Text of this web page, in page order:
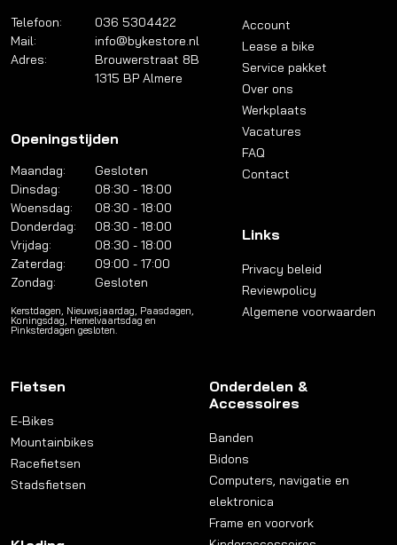
Telefoon:
036 5304422
Mail:
info@bykestore.nl
Adres:
Brouwerstraat 8B
1315 BP Almere
Openingstijden
Maandag:
Gesloten
Dinsdag:
08:30 - 18:00
Woensdag:
08:30 - 18:00
Donderdag:
08:30 - 18:00
Vrijdag:
08:30 - 18:00
Zaterdag:
09:00 - 17:00
Zondag:
Gesloten
Kerstdagen, Nieuwsjaardag, Paasdagen,
Koningsdag, Hemelvaartsdag en
Pinksterdagen gesloten.
Account
Lease a bike
Service pakket
Over ons
Werkplaats
Vacatures
FAQ
Contact
Links
Privacy beleid
Reviewpolicy
Algemene voorwaarden
Fietsen
E-Bikes
Mountainbikes
Racefietsen
Stadsfietsen
Onderdelen &
Accessoires
Banden
Bidons
Computers, navigatie en
elektronica
Frame en voorvork